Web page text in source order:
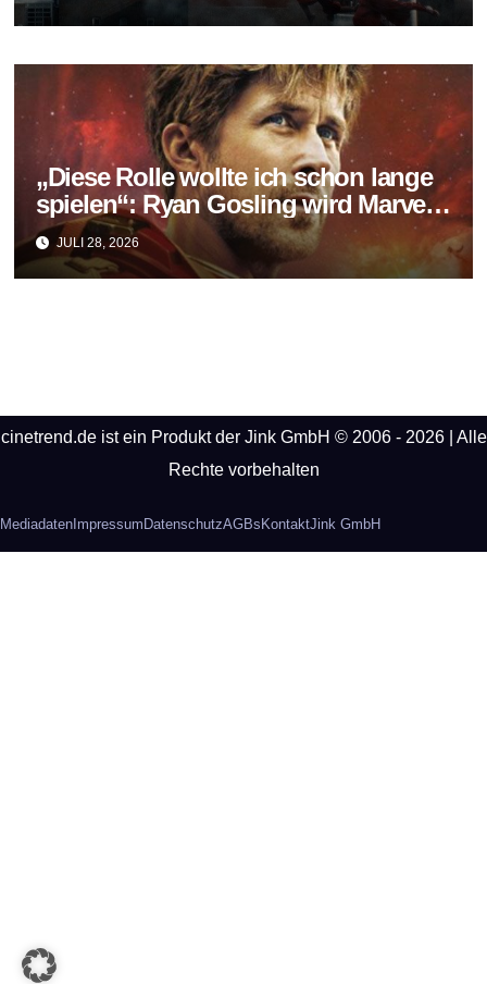
„Diese Rolle wollte ich schon lange
spielen“: Ryan Gosling wird Marvels
neuer Ghost Rider
JULI 28, 2026
cinetrend.de ist ein Produkt der Jink GmbH © 2006 - 2026 | Alle
Rechte vorbehalten
Mediadaten Impressum DatenschutzAGBs KontaktJink GmbH